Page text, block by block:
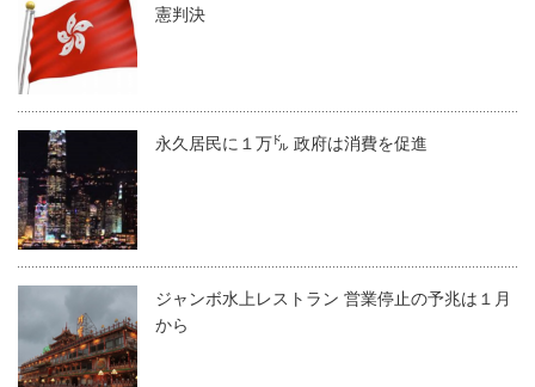
憲判決
永久居民に１万㌦ 政府は消費を促進
ジャンボ水上レストラン 営業停止の予兆は１月
から